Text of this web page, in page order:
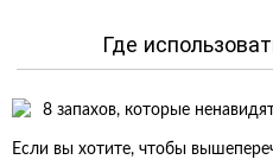
Где
Если вы хотите, чтобы